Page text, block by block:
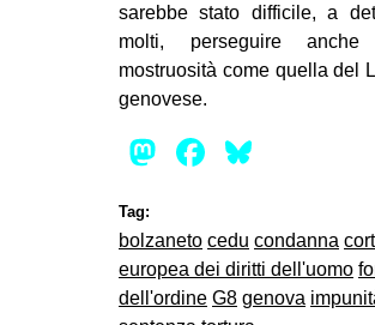
sarebbe stato difficile, a
molti, perseguire anche
mostruosità come quella del
genovese.
Mastodon
Facebook
Tag:
bolzaneto cedu condanna
europea dei diritti dell'uomo
dell'ordine G8 genova